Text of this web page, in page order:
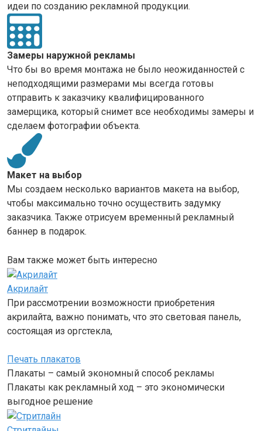
идеи по созданию рекламной продукции.
Замеры наружной рекламы
Что бы во время монтажа не было неожиданностей с
неподходящими размерами мы всегда готовы
отправить к заказчику квалифицированного
замерщика, который снимет все необходимы замеры и
сделаем фотографии объекта.
Макет на выбор
Мы создаем несколько вариантов макета на выбор,
чтобы максимально точно осуществить задумку
заказчика. Также отрисуем временный рекламный
баннер в подарок.
Вам также может быть интересно
Акрилайт
При рассмотрении возможности приобретения
акрилайта, важно понимать, что это световая панель,
состоящая из оргстекла,
Печать плакатов
Плакаты – самый экономный способ рекламы
Плакаты как рекламный ход – это экономически
выгодное решение